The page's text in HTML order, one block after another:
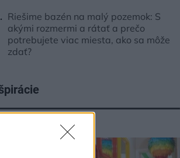
Riešime bazén na malý pozemok: S
akými rozmermi a rátať a prečo
potrebujete viac miesta, ako sa môže
zdať?
oranžová